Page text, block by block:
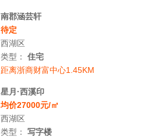
南郡涵芸轩
待定
西湖区
类型：住宅
距离浙商财富中心1.45KM
星月·西溪印
均价27000元/㎡
西湖区
类型：写字楼